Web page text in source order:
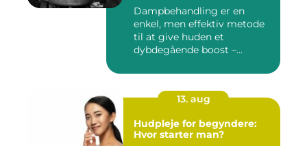
Dampbehandling er en
enkel, men effektiv metode
til at give huden et
dybdegående boost –...
13. aug
Hudpleje for begyndere:
Hvor starter man?